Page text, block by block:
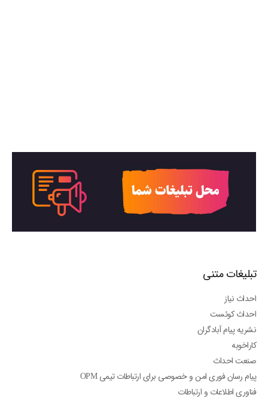
تبلیغات متنی
احداث نیاز
احداث کوئست
نشریه پیام آبادگران
کاراخوبه
صنعت احداث
پیام رسان فوری امن و خصوصی برای ارتباطات تیمی OPM
فناوری اطلاعات و ارتباطات